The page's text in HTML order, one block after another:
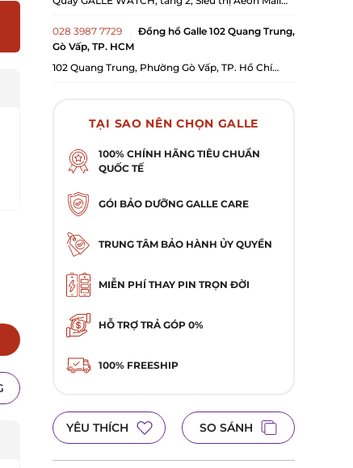
028 3987 7729
Đồng hồ Galle 102 Quang Trung,
Gò Vấp, TP. HCM
102 Quang Trung, Phường Gò Vấp, TP. Hồ Chí
TẠI SAO NÊN CHỌN GALLE
100% CHÍNH HÃNG TIÊU CHUẨN
QUỐC TẾ
GÓI BẢO DƯỠNG GALLE CARE
TRUNG TÂM BẢO HÀNH ỦY QUYỀN
MIỄN PHÍ THAY PIN TRỌN ĐỜI
HỖ TRỢ TRẢ GÓP 0%
100% FREESHIP
YÊU THÍCH SO SÁNH